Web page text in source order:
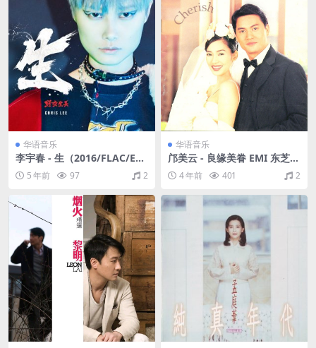
华语音乐
李宇春 - 生（2016/FLAC/EP
分轨/81M）
5 年前 97 2
华语音乐
邝美云 - 良缘美眷 EMI 东芝1
A1 1996 [WAV+CUE/整轨/40
6M]4 年前 401 2